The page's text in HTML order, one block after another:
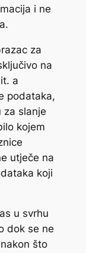
i ne
za
na
a
podataka,
za slanje
kojem
utječe na
koji
u svrhu
dok se ne
što